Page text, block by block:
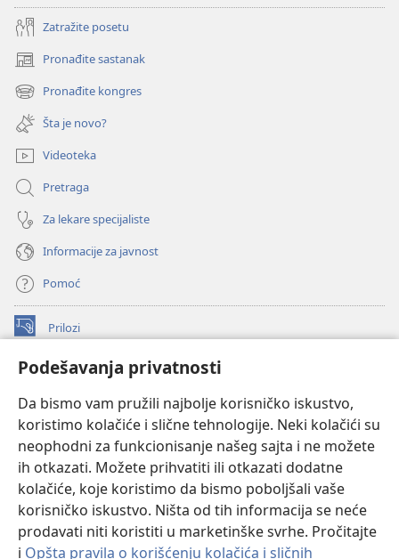
Podešavanja privatnosti
Da bismo vam pružili najbolje korisničko iskustvo,
koristimo kolačiće i slične tehnologije. Neki kolačići su
neophodni za funkcionisanje našeg sajta i ne možete
ih otkazati. Možete prihvatiti ili otkazati dodatne
kolačiće, koje koristimo da bismo poboljšali vaše
korisničko iskustvo. Ništa od tih informacija se neće
prodavati niti koristiti u marketinške svrhe. Pročitajte
i Opšta pravila o korišćenju kolačića i sličnih
Zatražite posetu
Pronađite sastanak
(otvara
novi
prozor)
Pronađite kongres
(otvara
novi
prozor)
Šta je novo?
Videoteka
Pretraga
Za lekare specijaliste
Informacije za javnost
Pomoć
Prilozi
(otvara
prozor)ONLAJN BIBLIOTEKA Watchtower
novi
prozor)JW Hub®
(otvara
novi
prozor)
®
Watchtower Library®